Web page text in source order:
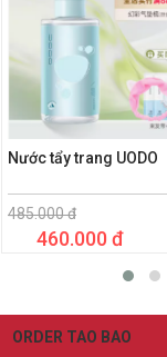
Nước tẩy trang UODO
485.000 đ
460.000 đ
ORDER TAO BAO